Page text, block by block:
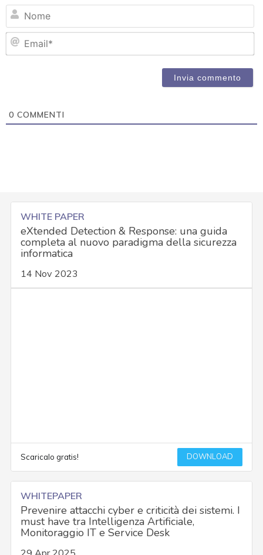
0 COMMENTI
WHITE PAPER
eXtended Detection & Response: una guida
completa al nuovo paradigma della sicurezza
informatica
14 Nov 2023
Scaricalo gratis! DOWNLOAD
WHITEPAPER
Prevenire attacchi cyber e criticità dei sistemi. I
must have tra Intelligenza Artificiale,
Monitoraggio IT e Service Desk
29 Apr 2025